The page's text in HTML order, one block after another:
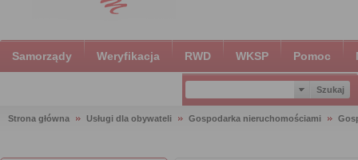
Samorządy Weryfikacja RWD WKSP Pomoc
Strona główna Usługi dla obywateli Gospodarka nieruchomościami